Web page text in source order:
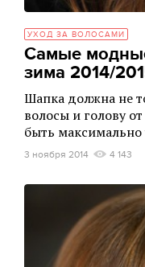
УХОД ЗА ВОЛОСАМИ
Самые
зима 2014/
Шапка должна не
волосы и голову
быть
3 ноября 2014 4 143